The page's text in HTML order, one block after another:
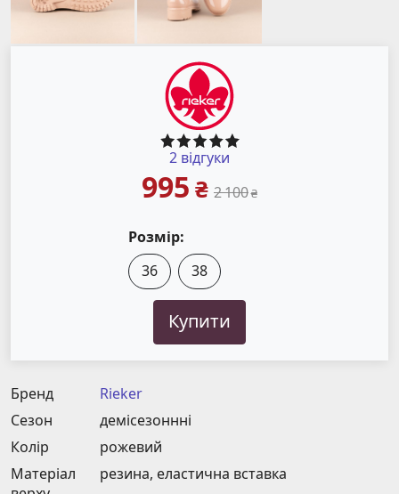
2 відгуки
995 ₴ 2 100₴
Розмір:
36
38
Купити
Бренд
Rieker
Сезон
демісезоннні
Колір
рожевий
Матеріал
резина, еластична вставка